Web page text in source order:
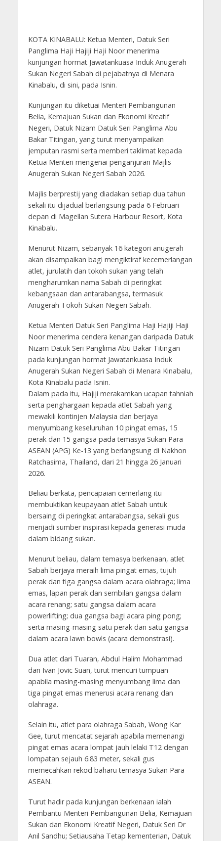
KOTA KINABALU: Ketua Menteri, Datuk Seri
Panglima Haji Hajiji Haji Noor menerima
kunjungan hormat Jawatankuasa Induk Anugerah
Sukan Negeri Sabah di pejabatnya di Menara
Kinabalu, di sini, pada Isnin.
Kunjungan itu diketuai Menteri Pembangunan
Belia, Kemajuan Sukan dan Ekonomi Kreatif
Negeri, Datuk Nizam Datuk Seri Panglima Abu
Bakar Titingan, yang turut menyampaikan
jemputan rasmi serta memberi taklimat kepada
Ketua Menteri mengenai penganjuran Majlis
Anugerah Sukan Negeri Sabah 2026.
Majlis berprestij yang diadakan setiap dua tahun
sekali itu dijadual berlangsung pada 6 Februari
depan di Magellan Sutera Harbour Resort, Kota
Kinabalu.
Menurut Nizam, sebanyak 16 kategori anugerah
akan disampaikan bagi mengiktiraf kecemerlangan
atlet, jurulatih dan tokoh sukan yang telah
mengharumkan nama Sabah di peringkat
kebangsaan dan antarabangsa, termasuk
Anugerah Tokoh Sukan Negeri Sabah.
Ketua Menteri Datuk Seri Panglima Haji Hajiji Haji
Noor menerima cendera kenangan daripada Datuk
Nizam Datuk Seri Panglima Abu Bakar Titingan
pada kunjungan hormat Jawatankuasa Induk
Anugerah Sukan Negeri Sabah di Menara Kinabalu,
Kota Kinabalu pada Isnin.
Dalam pada itu, Hajiji merakamkan ucapan tahniah
serta penghargaan kepada atlet Sabah yang
mewakili kontinjen Malaysia dan berjaya
menyumbang keseluruhan 10 pingat emas, 15
perak dan 15 gangsa pada temasya Sukan Para
ASEAN (APG) Ke-13 yang berlangsung di Nakhon
Ratchasima, Thailand, dari 21 hingga 26 Januari
2026.
Beliau berkata, pencapaian cemerlang itu
membuktikan keupayaan atlet Sabah untuk
bersaing di peringkat antarabangsa, sekali gus
menjadi sumber inspirasi kepada generasi muda
dalam bidang sukan.
Menurut beliau, dalam temasya berkenaan, atlet
Sabah berjaya meraih lima pingat emas, tujuh
perak dan tiga gangsa dalam acara olahraga; lima
emas, lapan perak dan sembilan gangsa dalam
acara renang; satu gangsa dalam acara
powerlifting; dua gangsa bagi acara ping pong;
serta masing-masing satu perak dan satu gangsa
dalam acara lawn bowls (acara demonstrasi).
Dua atlet dari Tuaran, Abdul Halim Mohammad
dan Ivan Jovic Suan, turut mencuri tumpuan
apabila masing-masing menyumbang lima dan
tiga pingat emas menerusi acara renang dan
olahraga.
Selain itu, atlet para olahraga Sabah, Wong Kar
Gee, turut mencatat sejarah apabila memenangi
pingat emas acara lompat jauh lelaki T12 dengan
lompatan sejauh 6.83 meter, sekali gus
memecahkan rekod baharu temasya Sukan Para
ASEAN.
Turut hadir pada kunjungan berkenaan ialah
Pembantu Menteri Pembangunan Belia, Kemajuan
Sukan dan Ekonomi Kreatif Negeri, Datuk Seri Dr
Anil Sandhu; Setiausaha Tetap kementerian, Datuk